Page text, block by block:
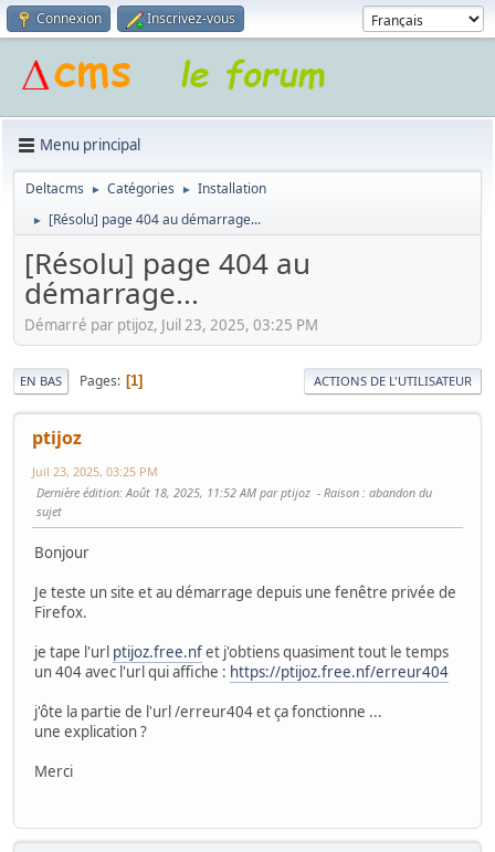
Connexion Inscrivez-vous
Menu principal
Deltacms ► Catégories ► Installation
► [Résolu] page 404 au démarrage...
[Résolu] page 404 au
démarrage...
Démarré par ptijoz, Juil 23, 2025, 03:25 PM
EN BAS Pages 1 ACTIONS DE L'UTILISATEUR
ptijoz
Juil 23, 2025, 03:25 PM
Dernière édition: Août 18, 2025, 11:52 AM par ptijoz Raison : abandon du
sujet
Bonjour
Je teste un site et au démarrage depuis une fenêtre privée de
Firefox.
je tape l'url ptijoz.free.nfet j'obtiens quasiment tout le temps
un 404 avec l'url qui affiche : https://ptijoz.free.nf/erreur404
j'ôte la partie de l'url /erreur404 et ça fonctionne ...
une explication ?
Merci